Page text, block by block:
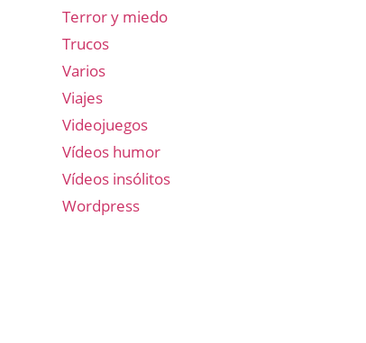
Terror y miedo
Trucos
Varios
Viajes
Videojuegos
Vídeos humor
Vídeos insólitos
Wordpress